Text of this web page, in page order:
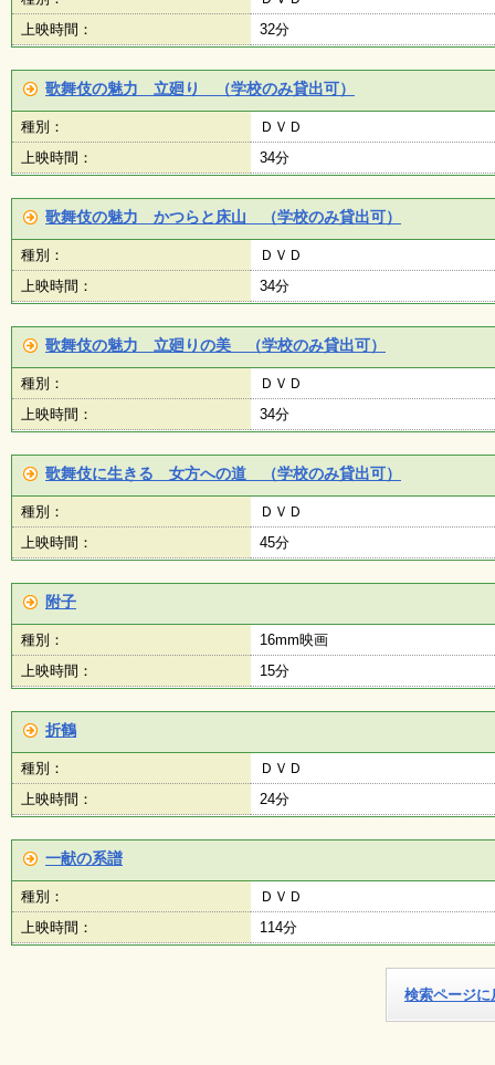
上映時間：
32分
歌舞伎の魅力 立廻り （学校のみ貸出可）
種別：
ＤＶＤ
上映時間：
34分
歌舞伎の魅力 かつらと床山 （学校のみ貸出可）
種別：
ＤＶＤ
上映時間：
34分
歌舞伎の魅力 立廻りの美 （学校のみ貸出可）
種別：
ＤＶＤ
上映時間：
34分
歌舞伎に生きる 女方への道 （学校のみ貸出可）
種別：
ＤＶＤ
上映時間：
45分
附子
種別：
16mm映画
上映時間：
15分
折鶴
種別：
ＤＶＤ
上映時間：
24分
一献の系譜
種別：
ＤＶＤ
上映時間：
114分
検索ページに